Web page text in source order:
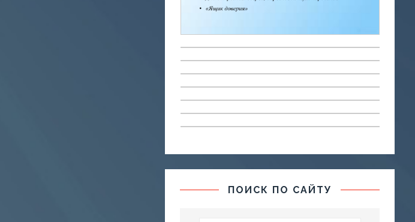
ПОИСК ПО САЙТУ